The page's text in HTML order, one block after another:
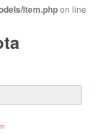
item.phpon line